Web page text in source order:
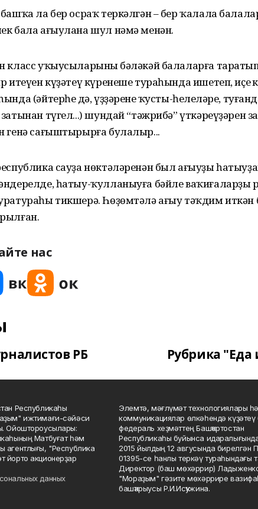
ла бер осраҡ теркәлгән – бер ҡалала
бала ағыулана шул нәмә менән.
класс уҡыусыларының бәләкәй балаларға
итеүен күҙәтеү күренеше тураһында ишетеп, иҫең
(әйтерһең дә, үҙҙәренең ҡусты-һеңлеләре,
түгел...) шундай “тәжрибә” үткәреүҙәрен
генә сағыштырырға булалыр...
сауҙа нөктәләренән был ағыуҙы
һатыу-ҡулланыуға бәйле ваҡиғаларҙы
тикшерә. Һөҙөмтәлә ағыу тәҡдим
нас
РБ Рубрика
Республикаһы
ижтимағи-сәйәси
Ойоштороусылары:
Матбуғат һәм
агентлығы, "Республика
йорто акционерҙар
данных
Элемтә, мәғлүмәт технологиялары
коммуникациялар өлкәһендә
федераль хеҙмәттең Башҡортостан
Республикаһы буйынса
2015 йылдың 12 авгусында бирелгән
01395-се һанлы теркәү тураһындағы
Директор (баш мөхәррир)
"Мораҙым" гәзите мөхәррире
башҡарыусы Р.И.Исҡужина.